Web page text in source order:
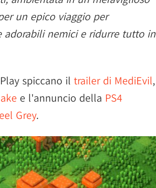
un epico viaggio per
adorabili nemici e ridurre tutto in
spiccano il trailer di MediEvil,
e l'annuncio della PS4
Grey.